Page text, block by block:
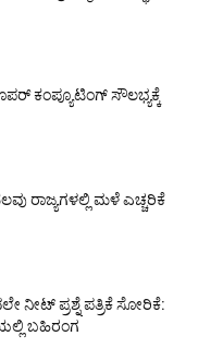
ಕಂಪ್ಯೂಟಿಂಗ್ ಸೌಲಭ್ಯಕ್ಕೆ
ರಾಜ್ಯಗಳಲ್ಲಿ ಮಳೆ ಎಚ್ಚರಿಕೆ
ನೀಟ್ ಪ್ರಶ್ನೆ ಪತ್ರಿಕೆ ಸೋರಿಕೆ:
ಬಹಿರಂಗ